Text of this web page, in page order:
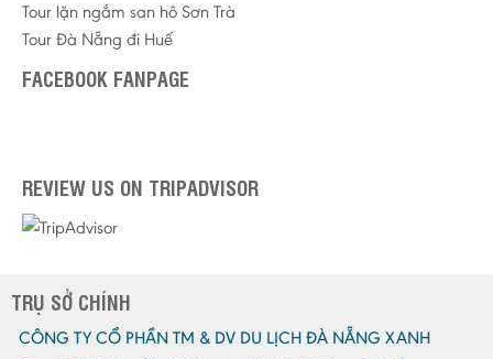
Tour lặn ngắm san hô Sơn Trà
Tour Đà Nẵng đi Huế
FACEBOOK FANPAGE
REVIEW US ON TRIPADVISOR
TRỤ SỞ CHÍNH
CÔNG TY CỔ PHẦN TM & DV DU LỊCH ĐÀ NẴNG XANH